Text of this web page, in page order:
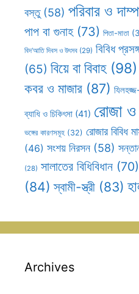
বস্তু(58) পরিবার ও
পাপ বা গুনাহ(73) পিতা-মাতা
বিদ’আতি দিবস ও উৎসব (29) বিবিধ
(65) বিয়ে বা বিবাহ (98)
কবর ও মাজার (87)
ব্যাধি ও চিকিৎসা (41) রোজা
ভঙ্গের কারণসমূহ (32) রোজার বিবিধ
(46) সংশয় নিরসন (58)
(28) সালাতের বিধিবিধান (70)
(84) স্বামী-স্ত্রী (83)
Archives